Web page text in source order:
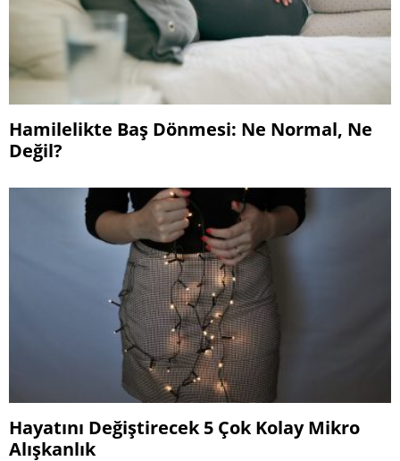
Hamilelikte Baş Dönmesi: Ne Normal, Ne
Değil?
Hayatını Değiştirecek 5 Çok Kolay Mikro
Alışkanlık